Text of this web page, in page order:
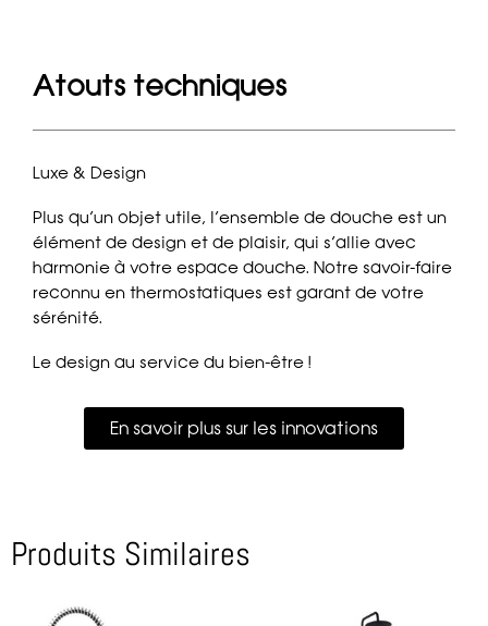
Atouts techniques
Luxe & Design
Plus qu’un objet utile, l’ensemble de douche est un
élément de design et de plaisir, qui s’allie avec
harmonie à votre espace douche. Notre savoir-faire
reconnu en thermostatiques est garant de votre
sérénité.
Le design au service du bien-être !
En savoir plus sur les innovations
Produits Similaires